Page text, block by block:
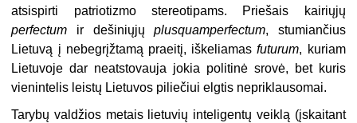
atsispirti patriotizmo stereotipams. Priešais kairiųjų
perfectum ir dešiniųjųplusquamperfectum, stumiančius
Lietuvą į nebe­grįžtamą praeitį, iškeliamasfuturum, kuriam
Lietuvoje dar neatstovauja jokia politinė srovė, bet kuris
vienintelis leistų Lietuvos piliečiui elgtis nepriklausomai.
Tarybų valdžios metais lietuvių inteligentų veiklą (įskaitant